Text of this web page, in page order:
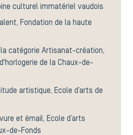
culturel immatériel vaudois
Fondation de la haute
la catégorie Artisanat-création,
de la Chaux-de-
artistique, Ecole d’arts de
et émail, Ecole d’arts
de-Fonds